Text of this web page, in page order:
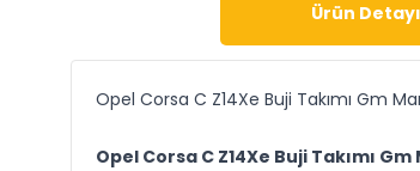
Ürün Detayı
Opel Corsa C Z14Xe Buji Takımı Gm
Opel Corsa C Z14Xe Buji Takımı